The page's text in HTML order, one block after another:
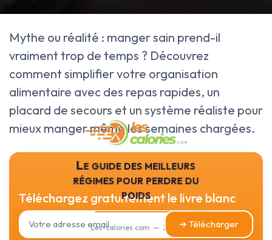
Mythe ou réalité : manger sain prend-il
vraiment trop de temps ? Découvrez
comment simplifier votre organisation
alimentaire avec des repas rapides, un
placard de secours et un système réaliste pour
mieux manger même les semaines chargées.
Le guide des meilleurs
régimes pour perdre du
poids
Les-calories.com — 2026
Téléchargez gratuitement le livre blanc
➔ Télécharger